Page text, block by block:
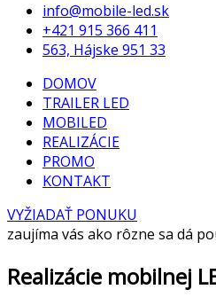
info@mobile-led.sk
+421 915 366 411
563, Hájske 951 33
DOMOV
TRAILER LED
MOBILED
REALIZÁCIE
PROMO
KONTAKT
VYŽIADAŤ PONUKU
zaujíma vás ako rôzne sa dá
Realizácie mobilnej